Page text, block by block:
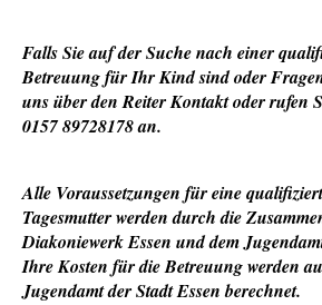
Falls Sie auf der Suche nach einer
Betreuung für Ihr Kind sind oder
uns über den Reiter Kontakt oder rufen
0157 89728178 an.
Alle Voraussetzungen für eine
Tagesmutter werden durch die
Diakoniewerk Essen und dem
Ihre Kosten für die Betreuung werden
Jugendamt der Stadt Essen berechnet.